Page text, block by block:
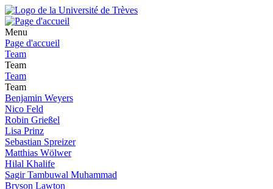
Menu
Page d'accueil
Team
Team
Team
Team
Benjamin Weyers
Nico Feld
Robin Grießel
Lisa Prinz
Sebastian Spreizer
Matthias Wölwer
Hilal Khalife
Sagir Tambuwal Muhammad
Bryson Lawton